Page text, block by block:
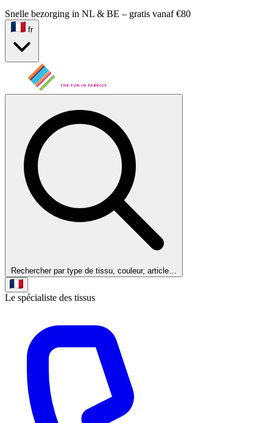
Snelle bezorging in NL & BE – gratis vanaf €80
fr
Rechercher par type de tissu, couleur, article…
Le spécialiste des tissus